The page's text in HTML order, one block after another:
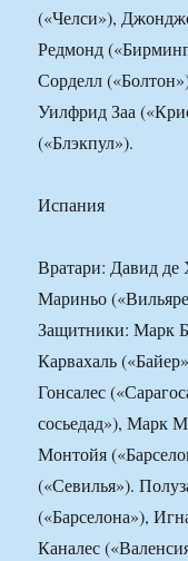
(«Челси»),
Редмонд
Сорделл
Уилфрид Заа
(«Блэкпул»).
Испания
Вратари: Давид де
Мариньо
Защитники: Марк
Карвахаль
Гонсалес
сосьедад»), Марк
Монтойя
(«Севилья»).
(«Барселона»),
Каналес